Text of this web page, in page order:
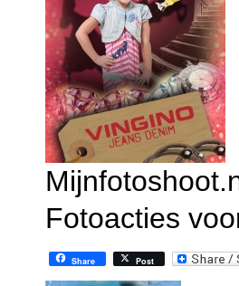
Fotoacties
Share Post